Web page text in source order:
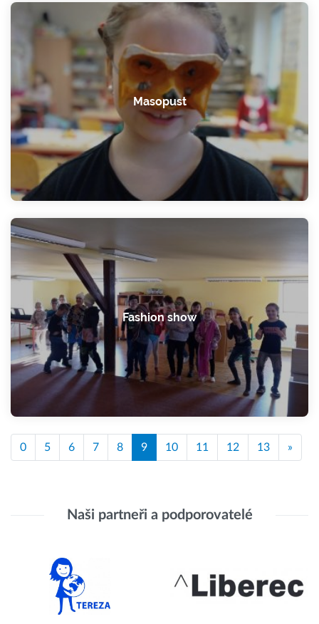
Masopust
Fashion show
0 5 6 7 8 9 10 11 12 13 »
Naši partneři a podporovatelé